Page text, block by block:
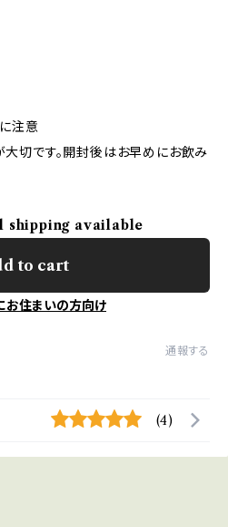
注意
切です。開封後はお早めにお飲み
shipping available
to cart
お住まいの方向け
通報する
(4)